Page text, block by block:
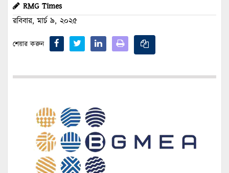
RMG Times
রবিবার, মার্চ ৯, ২০২৫
শেয়ার করুন